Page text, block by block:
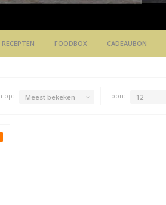
RECEPTEN FOODBOX CADEAUBON
op: Meest bekeken Toon: 12